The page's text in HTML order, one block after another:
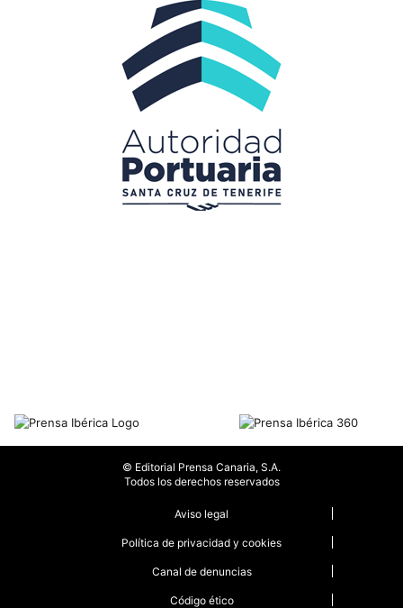
© Editorial Prensa Canaria, S.A.
Todos los derechos reservados
Aviso legal
Política de privacidad y cookies
Canal de denuncias
Código ético